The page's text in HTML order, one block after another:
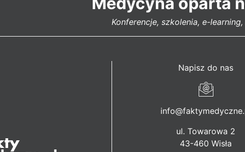
Konferencje, szkolenia, e-
Napisz do nas
ul. Towarowa 2
43-460 Wisła